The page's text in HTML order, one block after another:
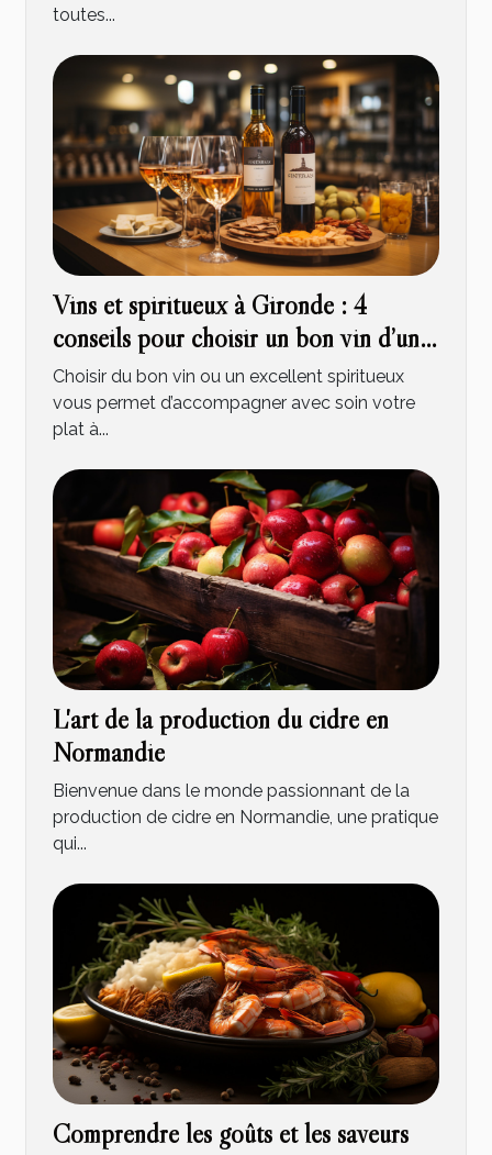
toutes...
Vins et spiritueux à Gironde : 4
conseils pour choisir un bon vin d’une
cave à vin
Choisir du bon vin ou un excellent spiritueux
vous permet d’accompagner avec soin votre
plat à...
L'art de la production du cidre en
Normandie
Bienvenue dans le monde passionnant de la
production de cidre en Normandie, une pratique
qui...
Comprendre les goûts et les saveurs